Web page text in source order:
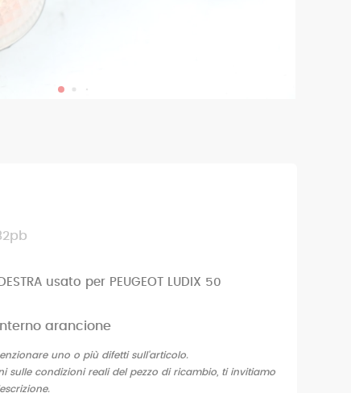
usato per PEUGEOT LUDIX 50
arancione
uno o più difetti sull'articolo.
sulle condizioni reali del pezzo di ricambio, ti invitiamo